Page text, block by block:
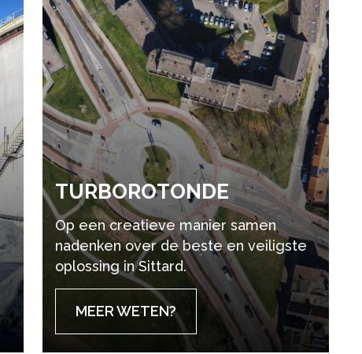
TUR­BORO­TON­DE
Op een creatieve manier samen
nadenken over de beste en veiligste
oplossing in Sittard.
MEER WETEN?